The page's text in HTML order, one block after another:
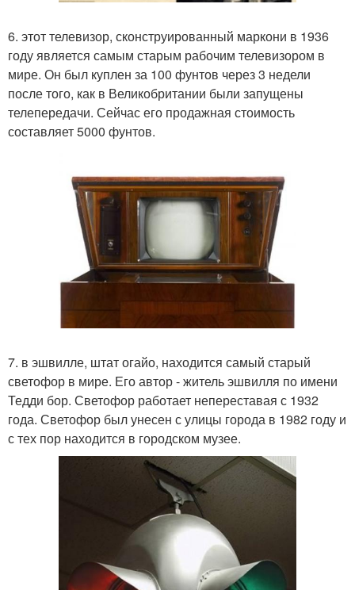
6. этот телевизор, сконструированный маркони в 1936
году является самым старым рабочим телевизором в
мире. Он был куплен за 100 фунтов через 3 недели
после того, как в Великобритании были запущены
телепередачи. Сейчас его продажная стоимость
составляет 5000 фунтов.
7. в эшвилле, штат огайо, находится самый старый
светофор в мире. Его автор - житель эшвилля по имени
Тедди бор. Светофор работает непереставая с 1932
года. Светофор был унесен с улицы города в 1982 году и
с тех пор находится в городском музее.